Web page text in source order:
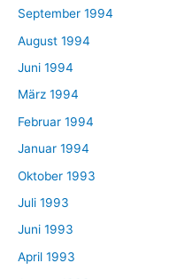
September 1994
August 1994
Juni 1994
März 1994
Februar 1994
Januar 1994
Oktober 1993
Juli 1993
Juni 1993
April 1993